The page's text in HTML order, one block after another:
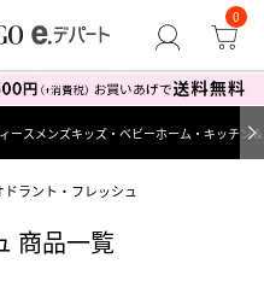
0
ース メンズキッズ・ベビーホーム・キッチン
ドラント・フレッシュ
商品一覧